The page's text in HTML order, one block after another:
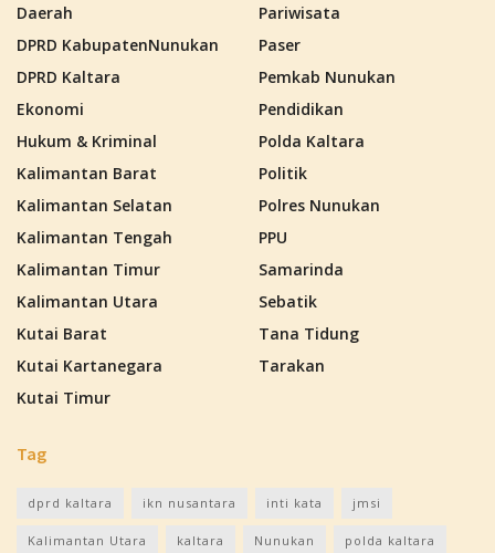
Daerah
DPRD KabupatenNunukan
DPRD Kaltara
Ekonomi
Hukum & Kriminal
Kalimantan Barat
Kalimantan Selatan
Kalimantan Tengah
Kalimantan Timur
Kalimantan Utara
Kutai Barat
Kutai Kartanegara
Kutai Timur
Pariwisata
Paser
Pemkab Nunukan
Pendidikan
Polda Kaltara
Politik
Polres Nunukan
PPU
Samarinda
Sebatik
Tana Tidung
Tarakan
Tag
dprd kaltara ikn nusantara inti kata jmsi
Kalimantan Utara kaltara Nunukan polda kaltara